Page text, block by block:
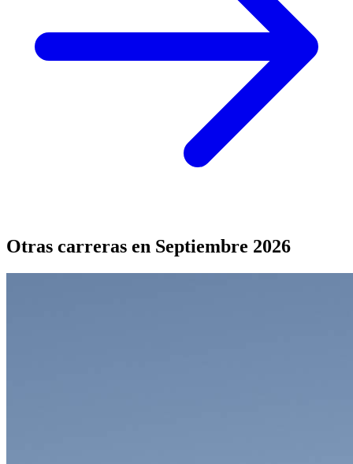
Otras carreras en Septiembre 2026